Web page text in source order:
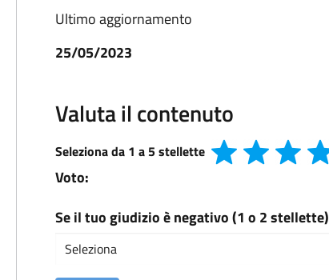
Ultimo aggiornamento
25/05/2023
Valuta il contenuto
Seleziona da 1 a 5 stellette
Voto:
Se il tuo giudizio è negativo (1 o 2 stellette)